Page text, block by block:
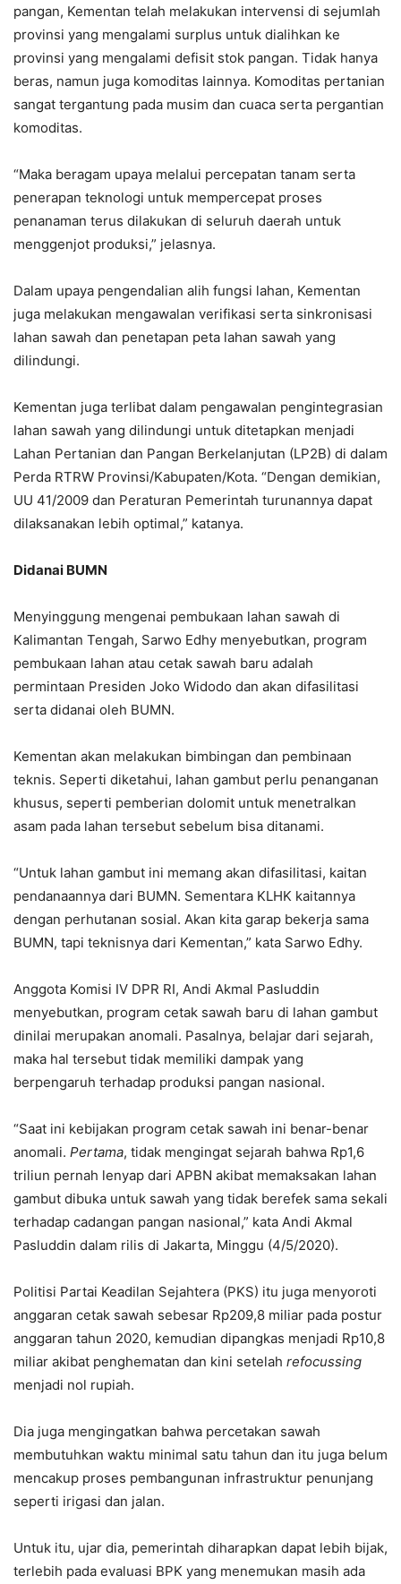
pangan, Kementan telah melakukan intervensi di sejumlah
provinsi yang mengalami surplus untuk dialihkan ke
provinsi yang mengalami defisit stok pangan. Tidak hanya
beras, namun juga komoditas lainnya. Komoditas pertanian
sangat tergantung pada musim dan cuaca serta pergantian
komoditas.
“Maka beragam upaya melalui percepatan tanam serta
penerapan teknologi untuk mempercepat proses
penanaman terus dilakukan di seluruh daerah untuk
menggenjot produksi,” jelasnya.
Dalam upaya pengendalian alih fungsi lahan, Kementan
juga melakukan mengawalan verifikasi serta sinkronisasi
lahan sawah dan penetapan peta lahan sawah yang
dilindungi.
Kementan juga terlibat dalam pengawalan pengintegrasian
lahan sawah yang dilindungi untuk ditetapkan menjadi
Lahan Pertanian dan Pangan Berkelanjutan (LP2B) di dalam
Perda RTRW Provinsi/Kabupaten/Kota. “Dengan demikian,
UU 41/2009 dan Peraturan Pemerintah turunannya dapat
dilaksanakan lebih optimal,” katanya.
Didanai BUMN
Menyinggung mengenai pembukaan lahan sawah di
Kalimantan Tengah, Sarwo Edhy menyebutkan, program
pembukaan lahan atau cetak sawah baru adalah
permintaan Presiden Joko Widodo dan akan difasilitasi
serta didanai oleh BUMN.
Kementan akan melakukan bimbingan dan pembinaan
teknis. Seperti diketahui, lahan gambut perlu penanganan
khusus, seperti pemberian dolomit untuk menetralkan
asam pada lahan tersebut sebelum bisa ditanami.
“Untuk lahan gambut ini memang akan difasilitasi, kaitan
pendanaannya dari BUMN. Sementara KLHK kaitannya
dengan perhutanan sosial. Akan kita garap bekerja sama
BUMN, tapi teknisnya dari Kementan,” kata Sarwo Edhy.
Anggota Komisi IV DPR RI, Andi Akmal Pasluddin
menyebutkan, program cetak sawah baru di lahan gambut
dinilai merupakan anomali. Pasalnya, belajar dari sejarah,
maka hal tersebut tidak memiliki dampak yang
berpengaruh terhadap produksi pangan nasional.
“Saat ini kebijakan program cetak sawah ini benar-benar
anomali. Pertama, tidak mengingat sejarah bahwa Rp1,6
triliun pernah lenyap dari APBN akibat memaksakan lahan
gambut dibuka untuk sawah yang tidak berefek sama sekali
terhadap cadangan pangan nasional,” kata Andi Akmal
Pasluddin dalam rilis di Jakarta, Minggu (4/5/2020).
Politisi Partai Keadilan Sejahtera (PKS) itu juga menyoroti
anggaran cetak sawah sebesar Rp209,8 miliar pada postur
anggaran tahun 2020, kemudian dipangkas menjadi Rp10,8
miliar akibat penghematan dan kini setelah refocussing
menjadi nol rupiah.
Dia juga mengingatkan bahwa percetakan sawah
membutuhkan waktu minimal satu tahun dan itu juga belum
mencakup proses pembangunan infrastruktur penunjang
seperti irigasi dan jalan.
Untuk itu, ujar dia, pemerintah diharapkan dapat lebih bijak,
terlebih pada evaluasi BPK yang menemukan masih ada